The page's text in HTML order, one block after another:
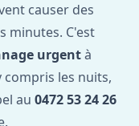
causer des
minutes. C'est
urgentà
compris les nuits,
au 0472 53 24 26